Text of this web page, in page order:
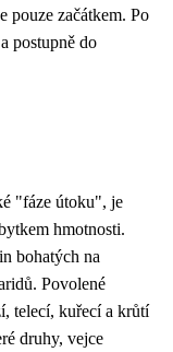
pouze začátkem. Po
postupně do
"fáze útoku", je
hmotnosti.
bohatých na
Povolené
telecí, kuřecí a krůtí
druhy, vejce